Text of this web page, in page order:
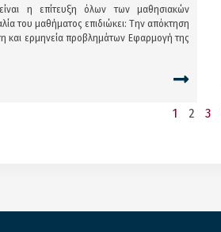
η επίτευξη όλων των μαθησιακών
του μαθήματος επιδιώκει: Την απόκτηση
και ερμηνεία προβλημάτων Εφαρμογή της
1 2 3